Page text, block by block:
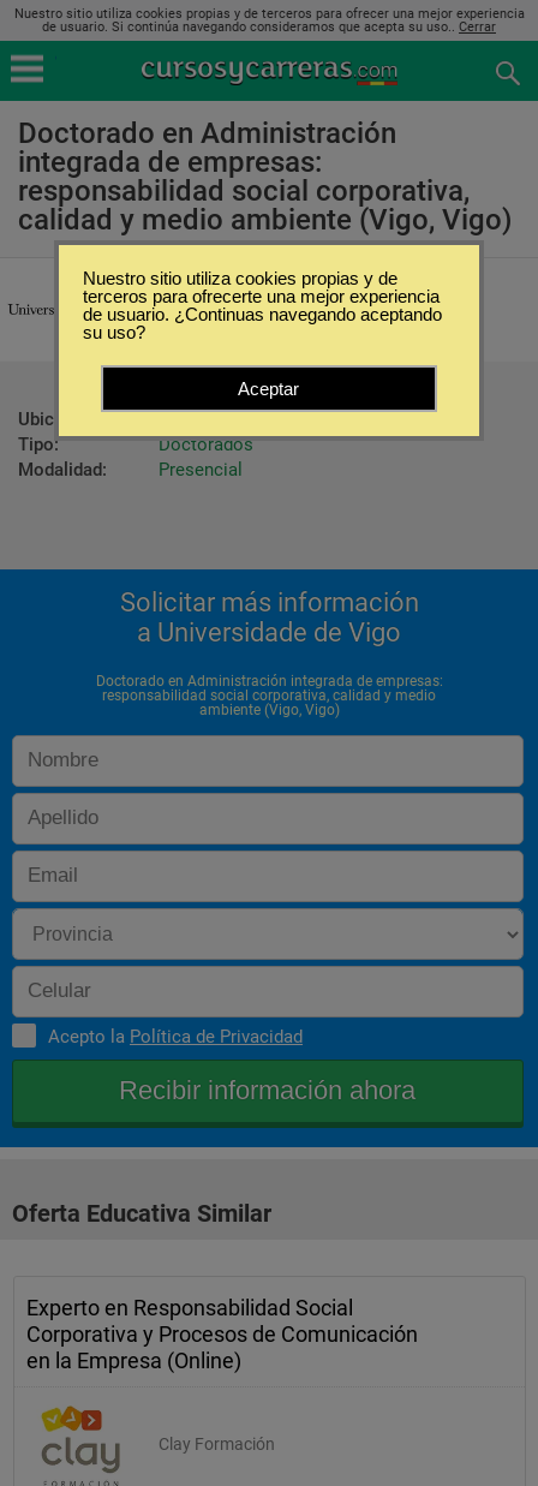
Nuestro sitio utiliza cookies propias y de terceros para ofrecer una mejor experiencia
de usuario. Si continúa navegando consideramos que acepta su uso.. Cerrar
Doctorado en Administración
integrada de empresas:
responsabilidad social corporativa,
calidad y medio ambiente (Vigo, Vigo)
Universidade de Vigo
Ubicación:
Vigo - Vigo
Tipo:
Doctorados
Modalidad:
Presencial
Solicitar más información
a Universidade de Vigo
Doctorado en Administración integrada de empresas:
responsabilidad social corporativa, calidad y medio
ambiente (Vigo, Vigo)
Acepto la Política de Privacidad
Oferta Educativa Similar
Experto en Responsabilidad Social
Corporativa y Procesos de Comunicación
en la Empresa (Online)
Clay Formación
Nuestro sitio utiliza cookies propias y de
terceros para ofrecerte una mejor experiencia
de usuario. ¿Continuas navegando aceptando
su uso?
Aceptar